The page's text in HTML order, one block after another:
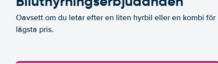
Oavsett om du letar efter en liten hyrbil eller en kombi
lägsta pris.